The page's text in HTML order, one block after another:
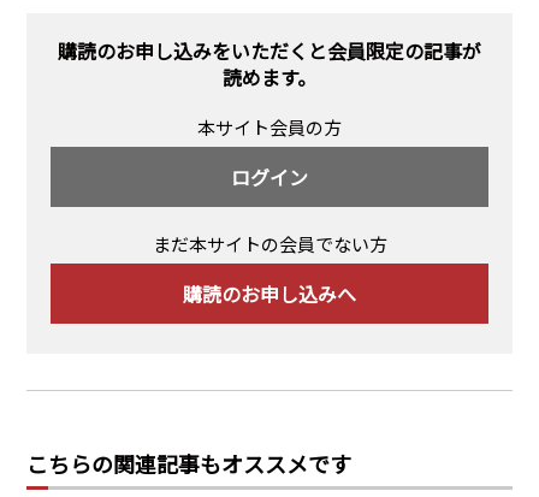
採用情報
購読のお申し込みをいただくと会員限定の記事が
読めます。
本サイト会員の方
ログイン
まだ本サイトの会員でない方
購読のお申し込みへ
こちらの関連記事もオススメです